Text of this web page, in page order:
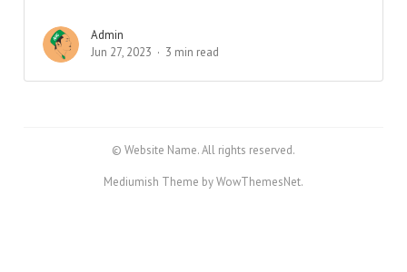
Admin
Jun 27, 2023
3 min read
© Website Name. All rights reserved.
Mediumish Theme by WowThemesNet.